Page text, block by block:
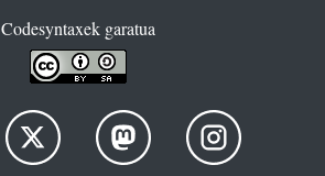
Codesyntaxek garatua